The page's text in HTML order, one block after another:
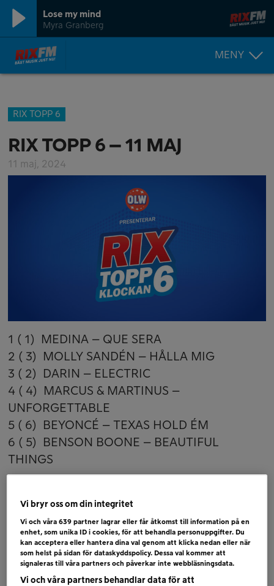
Lose my mind
Myra Granberg
MENY
RIX TOPP 6
RIX TOPP 6 – 11 MAJ
11 maj, 2024
1 ( 1) MEDINA – QUE SERA
2 ( 3) MOLLY SANDÉN – HÅLLA MIG
3 ( 2) DARIN – ELECTRIC
4 ( 4) MARCUS & MARTINUS –
UNFORGETTABLE
5 ( 6) BEYONCÉ – TEXAS HOLD ÉM
6 ( 5) BENSON BOONE – BEAUTIFUL
THINGS
LOST FREQUENCIES + DAVID KUSHNER – IN
MY BONES
DUA LIPA – TRAINING SEASON
DAVID GUETTA + ONEREPUBLIC – I DON´T
WANNA WAIT
Vi bryr oss om din integritet
Vi och våra639 partner lagrar eller får åtkomst till information på en
enhet, som unika ID i cookies, för att behandla personuppgifter. Du
kan acceptera eller hantera dina val genom att klicka nedan eller när
som helst på sidan för dataskyddspolicy. Dessa val kommer att
signaleras till våra partners och påverkar inte webbläsningsdata.
Vi och våra partners behandlar data för att